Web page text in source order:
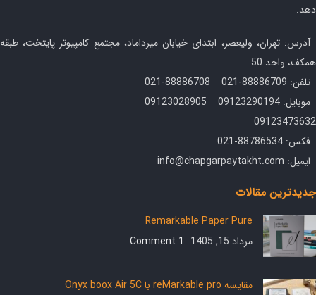
دهد.
آدرس: تهران، ولیعصر، ابتدای خیابان میرداماد، مجتمع کامپیوتر پایتخت، طبقه
همکف، واحد 50
تلفن: 88886709-021 88886708-021
موبایل: 09123290194 09123028905
09123473632
فکس: 88786534-021
ایمیل: info@chapgarpaytakht.com
جدیدترین مقالات
Remarkable Paper Pure
مرداد 15, 1405
1 Comment
مقایسه reMarkable pro با Onyx boox Air 5C